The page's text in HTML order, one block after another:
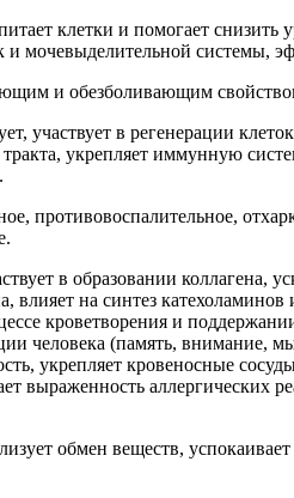
клетки и помогает
и мочевыделительной системы,
и обезболивающим
участвует в регенерации
укрепляет иммунную
противовоспалительное,
в образовании коллагена,
на синтез катехоламинов
кроветворения и
человека (память,
укрепляет кровеносные
выраженность аллергических
обмен веществ, успокаивает